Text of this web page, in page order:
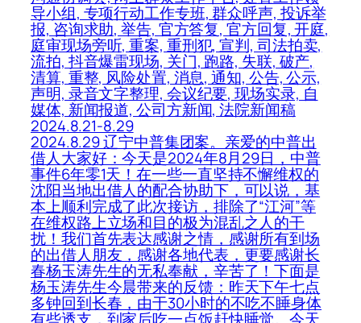
导小组, 专项行动工作专班, 群众呼声, 投诉举
报, 咨询求助, 举告, 官方答复, 官方回复, 开庭,
庭审现场旁听, 重案, 重刑犯, 宣判, 司法拍卖,
流拍, 抖音爆雷现场, 关门, 跑路, 失联, 破产,
清算, 重整, 风险处置, 消息, 通知, 公告, 公示,
声明, 录音文字整理, 会议纪要, 现场实录, 自
媒体, 新闻报道, 公司方新闻, 法院新闻稿
2024.8.21-8.29
2024.8.29 辽宁中普集团案。亲爱的中普出
借人大家好：今天是2024年8月29日，中普
事件6年零1天！在一些一直坚持不懈维权的
沈阳当地出借人的配合协助下，可以说，基
本上顺利完成了此次接访，排除了“江河”等
在维权路上立场和目的极为混乱之人的干
扰！我们首先表达感谢之情，感谢所有到场
的出借人朋友，感谢各地代表，更要感谢长
春杨玉涛先生的无私奉献，辛苦了！下面是
杨玉涛先生今晨带来的反馈：昨天下午七点
多钟回到长春，由于30小时的不吃不睡身体